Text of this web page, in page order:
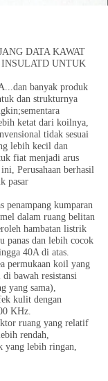
DATA KAWAT
UNTUK
banyak produk
dan strukturnya
ketat dari koilnya,
tidak sesuai
lebih kecil dan
fiat menjadi arus
Perusahaan berhasil
pasar
penampang kumparan
dalam ruang belitan
hambatan listrik
panas dan lebih cocok
40A di atas.
permukaan koil yang
bawah resistansi
yang sama),
kulit dengan
KHz.
ruang yang relatif
rendah,
yang lebih ringan,